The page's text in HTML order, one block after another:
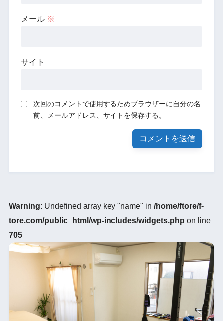
メール ※
サイト
次回のコメントで使用するためブラウザーに自分の名
前、メールアドレス、サイトを保存する。
Warning: Undefined array key "name" in /home/ftore/f-
tore.com/public_html/wp-includes/widgets.php on line
705